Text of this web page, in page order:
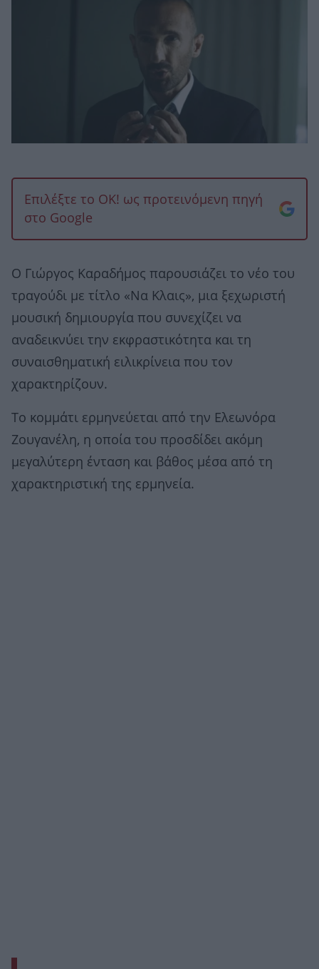
Επιλέξτε το OK! ως προτεινόμενη πηγή
στο Google
Ο Γιώργος Καραδήμος παρουσιάζει το νέο του
τραγούδι με τίτλο «Να Κλαις», μια ξεχωριστή
μουσική δημιουργία που συνεχίζει να
αναδεικνύει την εκφραστικότητα και τη
συναισθηματική ειλικρίνεια που τον
χαρακτηρίζουν.
Το κομμάτι ερμηνεύεται από την Ελεωνόρα
Ζουγανέλη, η οποία του προσδίδει ακόμη
μεγαλύτερη ένταση και βάθος μέσα από τη
χαρακτηριστική της ερμηνεία.